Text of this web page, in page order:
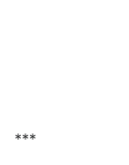
***